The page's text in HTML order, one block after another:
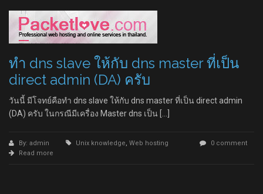
ทำ dns slave ให้กับ dns master ที่เป็น
direct admin (DA) ครับ
วันนี้ มีโจทย์คือทำ dns slave ให้กับ dns master ที่เป็น direct admin
(DA) ครับ ในกรณีมีเครื่อง Master dns เป็น […]
By: admin Unix knowledge, Web hosting
0 comment
Read more